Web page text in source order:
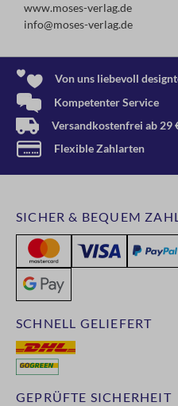
www.moses-verlag.de
info@moses-verlag.de
Von uns liebevoll
Kompetenter Service
Versandkostenfrei ab 29
Flexible Zahlarten
GEPRÜFTE SICHERHEIT
SCHNELL GELIEFERT
SICHER & BEQUEM